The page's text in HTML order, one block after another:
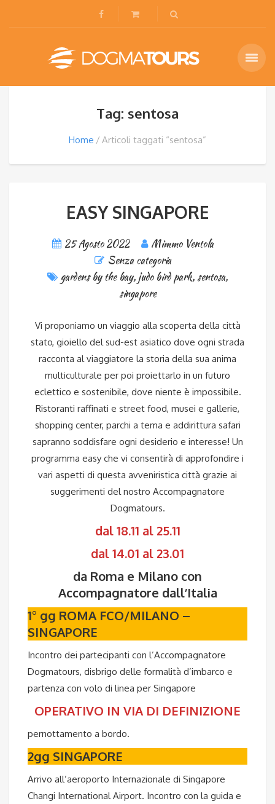
Tag: sentosa
Home Articoli taggati “sentosa”
EASY SINGAPORE
25 Agosto 2022
Mimmo Ventola
Senza categoria
gardens by the bay, judo bird park, sentosa,
singapore
Vi proponiamo un viaggio alla scoperta della città
stato, gioiello del sud-est asiatico dove ogni strada
racconta al viaggiatore la storia della sua anima
multiculturale per poi proiettarlo in un futuro
eclettico e sostenibile, dove niente è impossibile.
Ristoranti raffinati e street food, musei e gallerie,
shopping center, parchi a tema e addirittura safari
sapranno soddisfare ogni desiderio e interesse! Un
programma easy che vi consentirà di approfondire i
vari aspetti di questa avveniristica città grazie ai
suggerimenti del nostro Accompagnatore
Dogmatours.
dal 18.11 al 25.11
dal 14.01 al 23.01
da Roma e Milano con
Accompagnatore dall’Italia
1° gg ROMA FCO/MILANO –
SINGAPORE
Incontro dei partecipanti con l’Accompagnatore
Dogmatours, disbrigo delle formalità d’imbarco e
partenza con volo di linea per Singapore
OPERATIVO IN VIA DI DEFINIZIONE
pernottamento a bordo.
2gg SINGAPORE
Arrivo all’aeroporto Internazionale di Singapore
Changi International Airport. Incontro con la guida e